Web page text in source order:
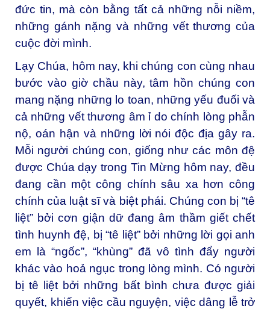
đức tin, mà còn bằng tất cả những nỗi niềm,
những gánh nặng và những vết thương của
cuộc đời mình.
Lạy Chúa, hôm nay, khi chúng con cùng nhau
bước vào giờ chầu này, tâm hồn chúng con
mang nặng những lo toan, những yếu đuối và
cả những vết thương âm ỉ do chính lòng phẫn
nộ, oán hận và những lời nói độc địa gây ra.
Mỗi người chúng con, giống như các môn đệ
được Chúa dạy trong Tin Mừng hôm nay, đều
đang cần một công chính sâu xa hơn công
chính của luật sĩ và biệt phái. Chúng con bị “tê
liệt” bởi cơn giận dữ đang âm thầm giết chết
tình huynh đệ, bị “tê liệt” bởi những lời gọi anh
em là “ngốc”, “khùng” đã vô tình đẩy người
khác vào hoả ngục trong lòng mình. Có người
bị tê liệt bởi những bất bình chưa được giải
quyết, khiến việc cầu nguyện, việc dâng lễ trở